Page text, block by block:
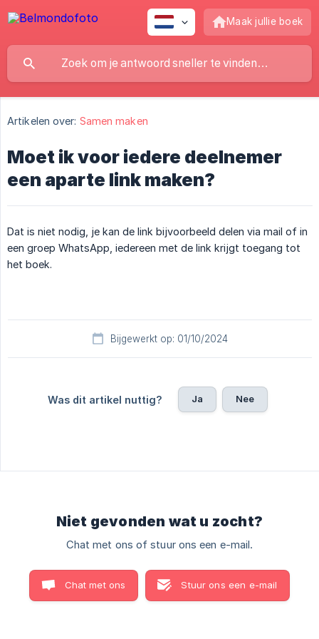
Maak jullie boek
Artikelen over: Samen maken
Moet ik voor iedere deelnemer
een aparte link maken?
Dat is niet nodig, je kan de link bijvoorbeeld delen via mail of in
een groep WhatsApp, iedereen met de link krijgt toegang tot
het boek.
Bijgewerkt op: 01/10/2024
Was dit artikel nuttig? Ja Nee
Niet gevonden wat u zocht?
Chat met ons of stuur ons een e-mail.
Chat met ons Stuur ons een e-mail